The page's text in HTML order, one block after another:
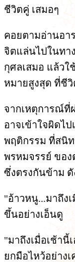
ชีวิตคู่ เสมอๆ
คอยตามอ่านอา
จิตแล่นไปในทา
กุศลเสมอ แล้วใ
หมายสูงสุด ที่ชีวิ
จากเหตุการณ์ที่
อาจเข้าใจผิดไป
พฤติกรรม ที่สนิ
พรหมจรรย์ ขอ
ซึ่งตรงกันข้าม
"อ้าวหนู...มาถึง
ขึ้นอย่างเอ็นดู
"มาถึงเมื่อเช้านี้
ยกมือไหว้อย่างเ